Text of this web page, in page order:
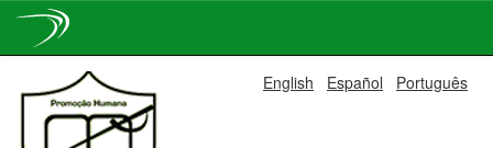
navigation
English Español Português